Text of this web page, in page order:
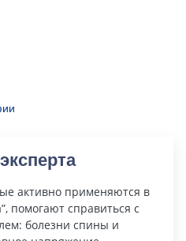
активно применяются в
помогают справиться с
болезни спины и